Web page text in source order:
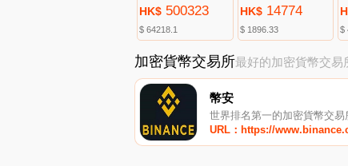
HK$ 500323
$ 64218.1
HK$14774
$ 1896.33 $
加密貨幣交易所最好的加密貨幣交易
幣安
世界排名第一的加密貨幣交易
URL：https://